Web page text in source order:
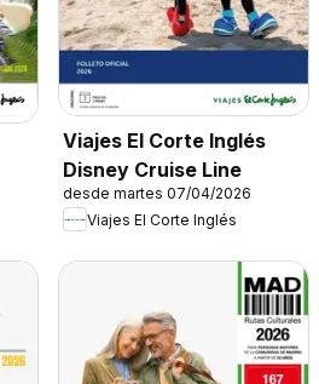
Viajes El Corte Inglés
Disney Cruise Line
desde martes 07/04/2026
Viajes El Corte Inglés